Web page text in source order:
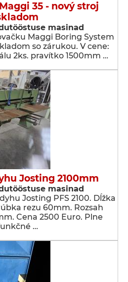
35 - nový stroj
masinad
Maggi Boring System
so zárukou. V cene:
2ks. pravítko 1500mm …
Josting 2100mm
masinad
Josting PFS 2100. Dĺžka
rezu 60mm. Rozsah
Cena 2500 Euro. Plne
…